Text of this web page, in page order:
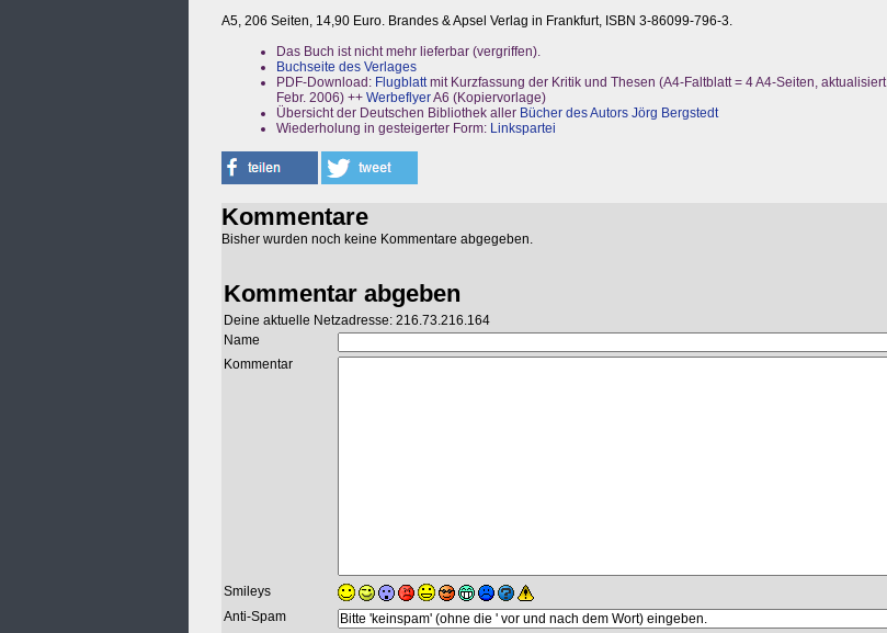
A5, 206 Seiten, 14,90 Euro. Brandes & Apsel Verlag in Frankfurt, ISBN 3-86099-796-3.
Das Buch ist nicht mehr lieferbar (vergriffen).
Buchseite des Verlages
PDF-Download: Flugblattmit Kurzfassung der Kritik und Thesen (A4-Faltblatt = 4 A4-Seiten, aktualisiert
Febr. 2006) ++ WerbeflyerA6 (Kopiervorlage)
Übersicht der Deutschen Bibliothek aller Bücher des Autors Jörg Bergstedt
Wiederholung in gesteigerter Form: Linkspartei
Kommentare
Bisher wurden noch keine Kommentare abgegeben.
Kommentar abgeben
Deine aktuelle Netzadresse: 216.73.216.164
Name
Kommentar
Smileys
Anti-Spam